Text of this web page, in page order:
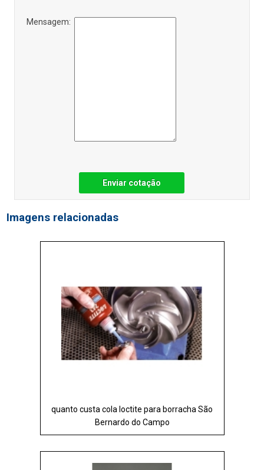
Mensagem:
Enviar cotação
Imagens relacionadas
quanto custa cola loctite para borracha São
Bernardo do Campo